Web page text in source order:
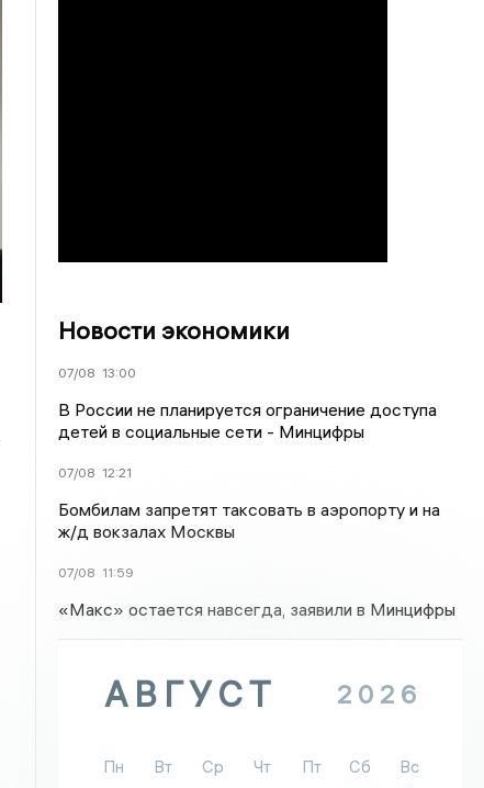
Новости экономики
07/08 13:00
В России не планируется ограничение доступа
детей в социальные сети - Минцифры
07/08 12:21
Бомбилам запретят таксовать в аэропорту и на
ж/д вокзалах Москвы
07/08 11:59
«Макс» остается навсегда, заявили в Минцифры
АВГУСТ 2026
Пн Вт Ср Чт Пт Сб
Вс